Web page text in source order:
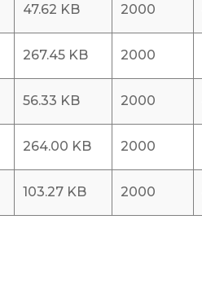
47.62 KB 2000
267.45 KB 2000
56.33 KB 2000
264.00 KB 2000
103.27 KB 2000